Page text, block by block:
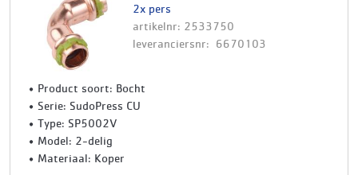
2x pers
artikelnr: 2533750
leveranciersnr: 6670103
Product soort: Bocht
Serie: SudoPress CU
Type: SP5002V
Model: 2-delig
Materiaal: Koper